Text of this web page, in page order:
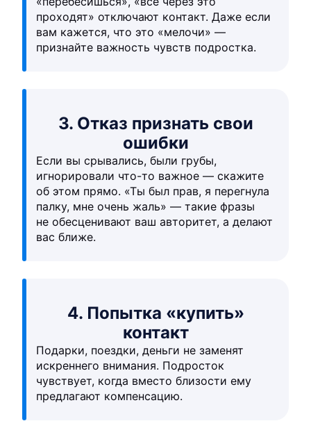
проходят» отключают контакт. Даже если
вам кажется, что это «мелочи» —
признайте важность чувств подростка.
3. Отказ признать свои
ошибки
Если вы срывались, были грубы,
игнорировали что-то важное — скажите
об этом прямо. «Ты был прав, я перегнула
палку, мне очень жаль» — такие фразы
не обесценивают ваш авторитет, а делают
вас ближе.
4. Попытка «купить»
контакт
Подарки, поездки, деньги не заменят
искреннего внимания. Подросток
чувствует, когда вместо близости ему
предлагают компенсацию.